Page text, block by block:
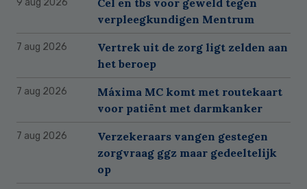
verpleegkundigen Mentrum
7 aug 2026
Vertrek uit de zorg ligt zelden aan
het beroep
7 aug 2026
Máxima MC komt met routekaart
voor patiënt met darmkanker
7 aug 2026
Verzekeraars vangen gestegen
zorgvraag ggz maar gedeeltelijk
op